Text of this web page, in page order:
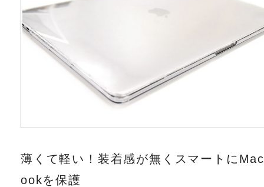
薄くて軽い！装着感が無くスマートに
ookを保護